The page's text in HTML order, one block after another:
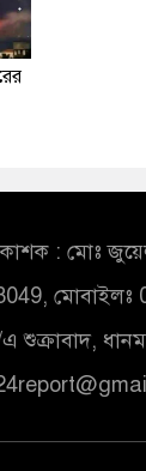
: মোঃ
মোবাইলঃ